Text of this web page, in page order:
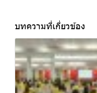
บทความที่เกี่ยวข้อง